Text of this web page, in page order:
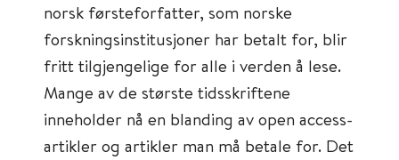
norsk førsteforfatter, som norske
forskningsinstitusjoner har betalt for, blir
fritt tilgjengelige for alle i verden å lese.
Mange av de største tidsskriftene
inneholder nå en blanding av open access-
artikler og artikler man må betale for. Det